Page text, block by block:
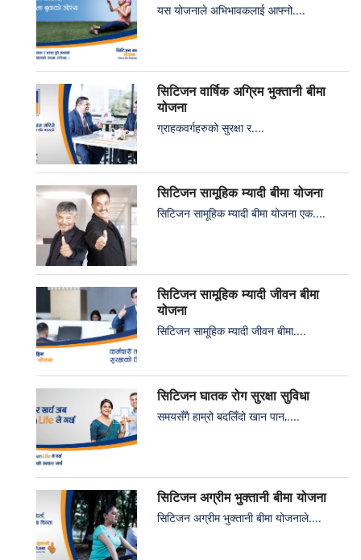
यस योजनाले अभिभावकलाई आफ्नो....
सिटिजन वार्षिक अग्रिम भुक्तानी बीमा
योजना
ग्राहकवर्गहरुको सुरक्षा र....
सिटिजन सामूहिक म्यादी बीमा योजना
सिटिजन सामूहिक म्यादी बीमा योजना एक....
सिटिजन सामूहिक म्यादी जीवन बीमा
योजना
सिटिजन सामूहिक म्यादी जीवन बीमा....
सिटिजन घातक रोग सुरक्षा सुविधा
समयसँगै हाम्रो बदलिँदो खान पान,....
सिटिजन अग्रीम भुक्तानी बीमा योजना
सिटिजन अग्रीम भुक्तानी बीमा योजनाले....